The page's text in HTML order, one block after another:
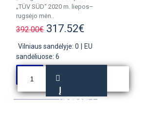
„TÜV SÜD“ 2020 m. liepos–
rugsėjo mėn..
392.00€ 317.52€
Vilniaus sandėlyje: 0
EU
sandėliuose: 6
Į
KREPŠELĮ